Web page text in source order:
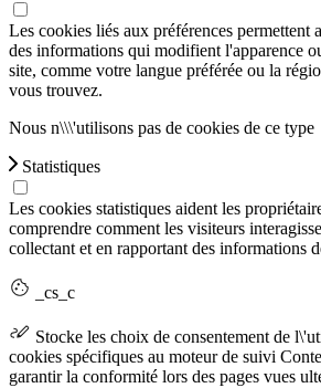
Les cookies liés aux préférences permettent
des informations qui modifient l'apparence
site, comme votre langue préférée ou la
vous trouvez.
Nous n\\\'utilisons pas de cookies de ce type
Statistiques
Les cookies statistiques aident les
comprendre comment les visiteurs
collectant et en rapportant des informations
_cs_c
Stocke les choix de consentement de
cookies spécifiques au moteur de suivi
garantir la conformité lors des pages vues